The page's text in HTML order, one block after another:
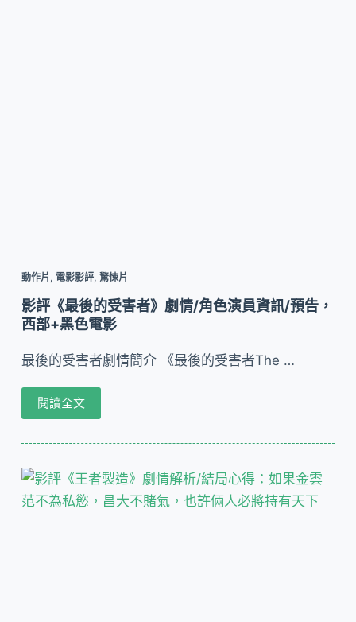
動作片 , 電影影評, 驚悚片
影評《最後的受害者》劇情/角色演員資訊/預告，
西部+黑色電影
最後的受害者劇情簡介 《最後的受害者The …
閱讀全文